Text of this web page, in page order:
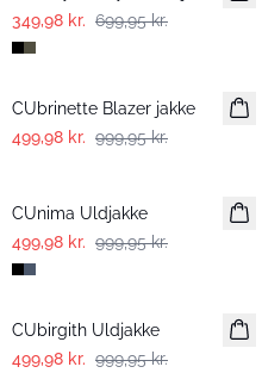
349,98 kr. 699,95 kr.
-50%
CUbrinette Blazer jakke
499,98 kr. 999,95 kr.
CUnima Uldjakke
499,98 kr. 999,95 kr.
-50%
CUbirgith Uldjakke
499,98 kr. 999,95 kr.